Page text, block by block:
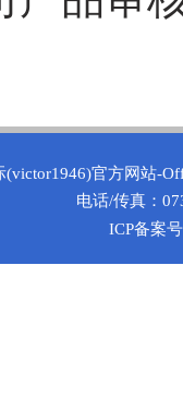
(victor1946)官方网站-
电话/传真：
ICP备案